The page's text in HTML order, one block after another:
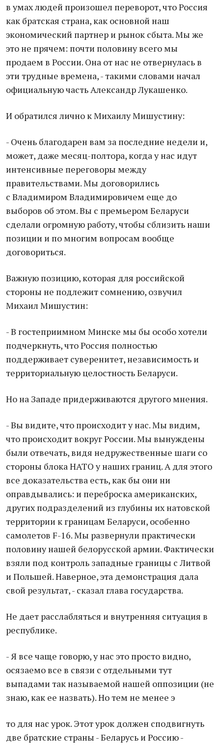
в умах людей произошел переворот, что Россия
как братская страна, как основной наш
экономический партнер и рынок сбыта. Мы же
это не прячем: почти половину всего мы
продаем в России. Она от нас не отвернулась в
эти трудные времена, - такими словами начал
официальную часть Александр Лукашенко.
И обратился лично к Михаилу Мишустину:
- Очень благодарен вам за последние недели и,
может, даже месяц-полтора, когда у нас идут
интенсивные переговоры между
правительствами. Мы договорились
с Владимиром Владимировичем еще до
выборов об этом. Вы с премьером Беларуси
сделали огромную работу, чтобы сблизить наши
позиции и по многим вопросам вообще
договориться.
Важную позицию, которая для российской
стороны не подлежит сомнению, озвучил
Михаил Мишустин:
- В гостеприимном Минске мы бы особо хотели
подчеркнуть, что Россия полностью
поддерживает суверенитет, независимость и
территориальную целостность Беларуси.
Но на Западе придерживаются другого мнения.
- Вы видите, что происходит у нас. Мы видим,
что происходит вокруг России. Мы вынуждены
были отвечать, видя недружественные шаги со
стороны блока НАТО у наших границ. А для этого
все доказательства есть, как бы они ни
оправдывались: и переброска американских,
других подразделений из глубины их натовской
территории к границам Беларуси, особенно
самолетов F-16. Мы развернули практически
половину нашей белорусской армии. Фактически
взяли под контроль западные границы с Литвой
и Польшей. Наверное, эта демонстрация дала
свой результат, - сказал глава государства.
Не дает расслабляться и внутренняя ситуация в
республике.
- Я все чаще говорю, у нас это просто видно,
осязаемо все в связи с отдельными тут
выпадами так называемой нашей оппозиции (не
знаю, как ее назвать). Но тем не менее э
то для нас урок. Этот урок должен сподвигнуть
две братские страны - Беларусь и Россию -